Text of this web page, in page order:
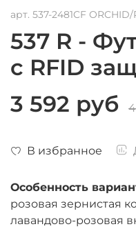
арт. 537-2481CF ORCHID/
537 R -
с RFID
В избранное
3 592 руб
Особенность
розовая зернистая
лавандово-розовая